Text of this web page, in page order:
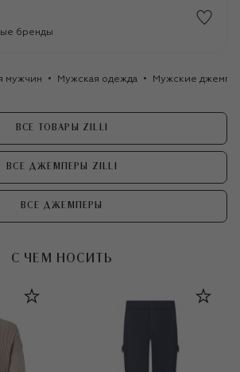
бренды
мужчин Мужская одежда Мужские
ВСЕ ТОВАРЫ ZILLI
ВСЕ ДЖЕМПЕРЫ ZILLI
ВСЕ ДЖЕМПЕРЫ
С ЧЕМ НОСИТЬ